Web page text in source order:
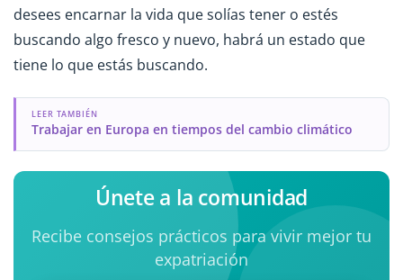
desees encarnar la vida que solías tener o estés
buscando algo fresco y nuevo, habrá un estado que
tiene lo que estás buscando.
LEER TAMBIÉN
Trabajar en Europa en tiempos del cambio climático
Únete a la comunidad
Recibe consejos prácticos para vivir mejor tu
expatriación